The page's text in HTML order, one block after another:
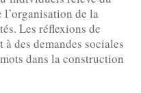
de la
Les réflexions de
des demandes sociales
dans la construction